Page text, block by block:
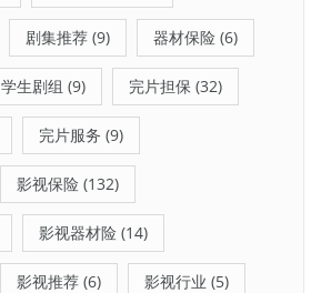
剧集推荐 (9) 器材保险 (6)
学生剧组 (9) 完片担保 (32)
完片服务 (9)
影视保险 (132)
影视器材险 (14)
影视推荐 (6) 影视行业 (5)